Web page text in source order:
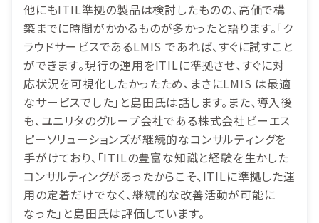
他にもITIL準拠の製品は検討したものの、高価で構
築までに時間がかかるものが多かったと語ります。「ク
ラウドサービスであるLMIS であれば、すぐに試すこと
ができます。現行の運用をITILに準拠させ、すぐに対
応状況を可視化したかったため、まさにLMIS は最適
なサービスでした」と島田氏は話します。また、導入後
も、ユニリタのグループ会社である株式会社ビーエス
ピーソリューションズが継続的なコンサルティングを
手がけており、「ITILの豊富な知識と経験を生かした
コンサルティングがあったからこそ、ITILに準拠した運
用の定着だけでなく、継続的な改善活動が可能に
なった」と島田氏は評価しています。